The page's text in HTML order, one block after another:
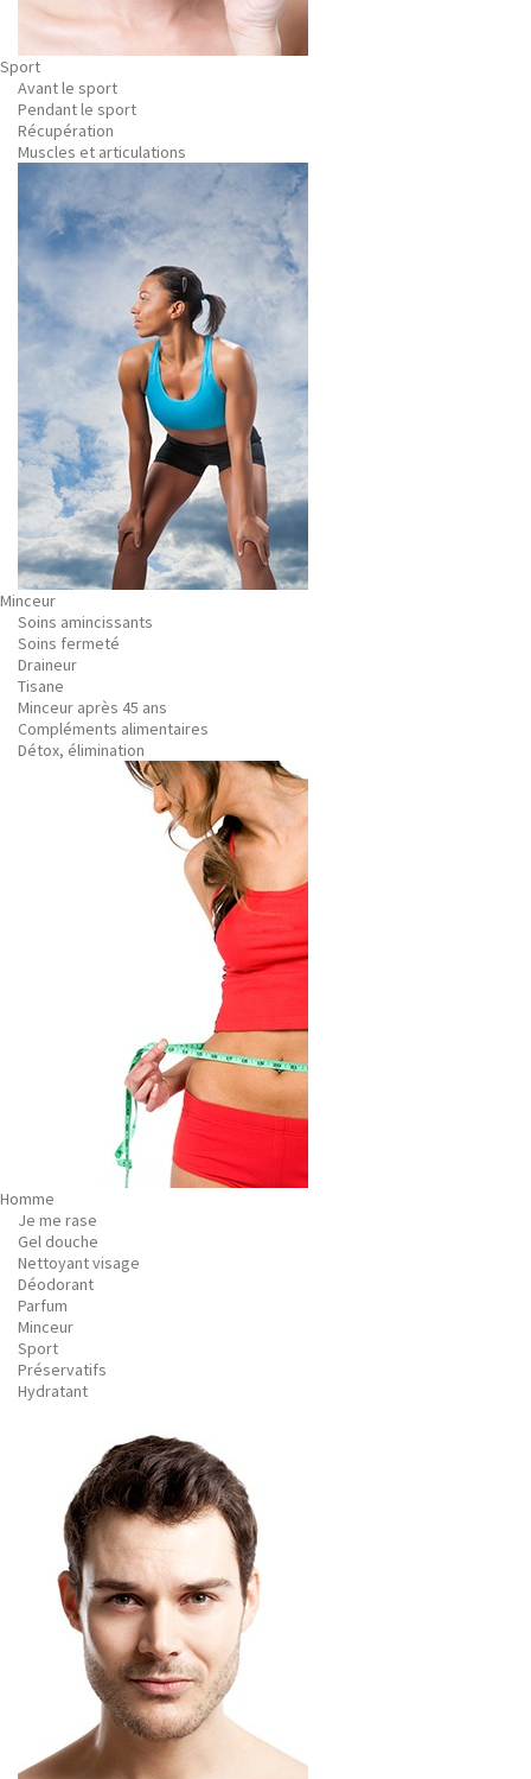
Sport
Avant le sport
Pendant le sport
Récupération
Muscles et articulations
Minceur
Soins amincissants
Soins fermeté
Draineur
Tisane
Minceur après 45 ans
Compléments alimentaires
Détox, élimination
Homme
Je me rase
Gel douche
Nettoyant visage
Déodorant
Parfum
Minceur
Sport
Préservatifs
Hydratant